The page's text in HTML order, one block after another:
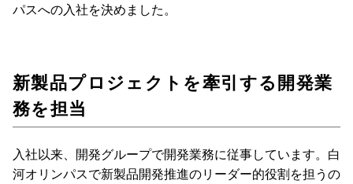
パスへの入社を決めました。
新製品プロジェクトを牽引する開発業
務を担当
入社以来、開発グループで開発業務に従事しています。白
河オリンパスで新製品開発推進のリーダー的役割を担うの